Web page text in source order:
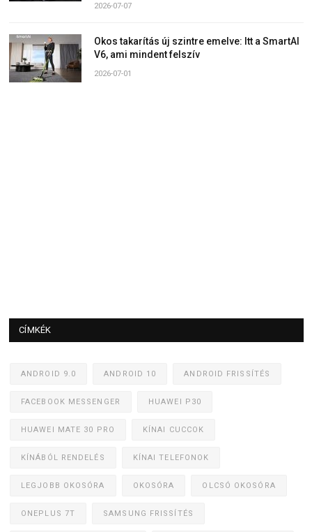
2026-07-07
Okos takarítás új szintre emelve: Itt a SmartAI
V6, ami mindent felszív
2026-07-01
CÍMKÉK
ANDROID 9.0 ANDROID 10 ANDROID FRISSÍTÉS
FACEBOOK MESSENGER HUAWEI P30
HUAWEI MATE 30 PRO KÍNAI CUCCOK
KÍNÁBÓL RENDELÉS KÍNAI TELEFONOK
LEGJOBB OKOSÓRA OKOSÓRA OLCSÓ OKOSÓRA
ONEPLUS 7T SAMSUNG FRISSÍTÉS